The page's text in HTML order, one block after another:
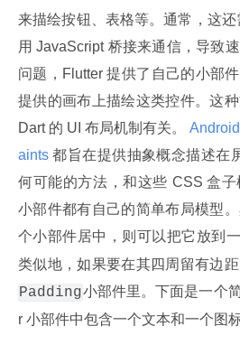
来描绘按钮、表格等。通常，这
用 JavaScript 桥接来通信，导致
问题，Flutter 提供了自己的小部
提供的画布上描绘这类控件。这
Dart 的 UI 布局机制有关。
aints 都旨在提供抽象概念描述在
何可能的方法，和这些 CSS 盒
小部件都有自己的简单布局模型
个小部件居中，则可以把它放到
类似地，如果要在其四周留有边
Padding小部件里。下面是一个
r 小部件中包含一个文本和一个图